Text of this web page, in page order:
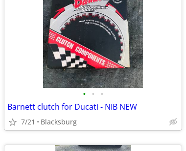
• • •
Barnett clutch for Ducati - NIB NEW
7/21 Blacksburg